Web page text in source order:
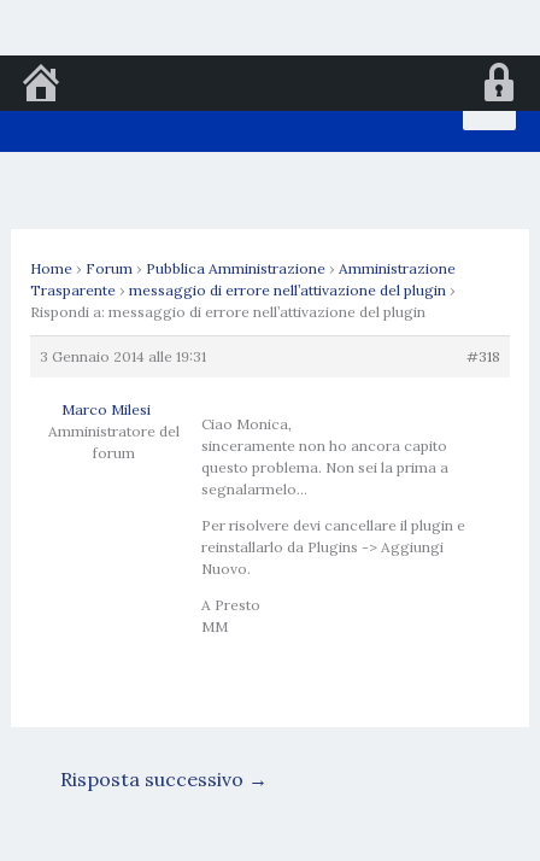
al
Home › Forum › Pubblica Amministrazione › Amministrazione
Trasparente › messaggio di errore nell’attivazione del plugin ›
Rispondi a: messaggio di errore nell’attivazione del plugin
3 Gennaio 2014 alle 19:31 #318
Marco Milesi
Amministratore del
forum
Ciao Monica,
sinceramente non ho ancora capito
questo problema. Non sei la prima a
segnalarmelo…
Per risolvere devi cancellare il plugin e
reinstallarlo da Plugins -> Aggiungi
Nuovo.
A Presto
MM
Risposta successivo →